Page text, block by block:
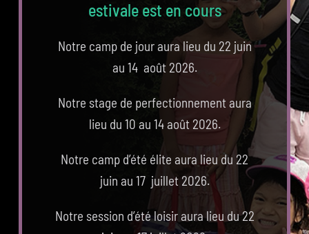
estivale est en cours
Notre camp de jour aura lieu du 22 juin
au 14 août 2026.
Notre stage de perfectionnement aura
lieu du 10 au 14 août 2026.
Notre camp d’été élite aura lieu du 22
juin au 17 juillet 2026.
Notre session d’été loisir aura lieu du 22